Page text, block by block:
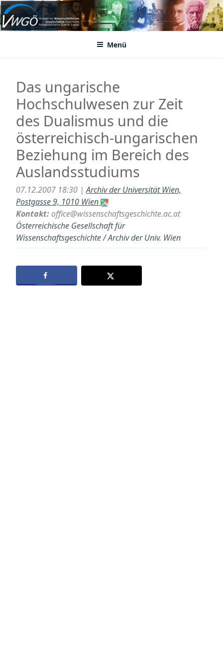
Zum
Inhalt
springenVWGÖ
Federation of Austrian Scientific Societies
Menü
Das ungarische
Hochschulwesen zur Zeit
des Dualismus und die
österreichisch-ungarischen
Beziehung im Bereich des
Auslandsstudiums
07.12.2007 18:30 |Archiv der Universität Wien,
Postgasse 9, 1010 Wien
Kontakt:office@wissenschaftsgeschichte.ac.at
Österreichische Gesellschaft für
Wissenschaftsgeschichte / Archiv der Univ. Wien